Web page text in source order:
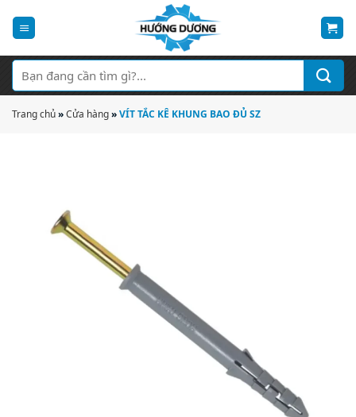
qua
dung
Tìm
kiếm:
Trang chủ»Cửa hàng»VÍT TẮC KÊ KHUNG BAO ĐỦ SZ